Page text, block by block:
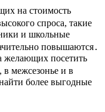
на стоимость
спроса, такие
и школьные
повышаются․
желающих посетить
межсезонье и в
более выгодные